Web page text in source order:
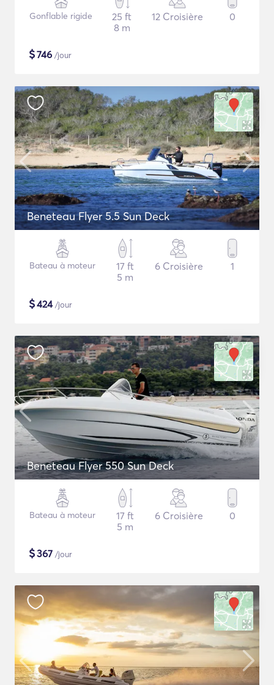
Gonflable rigide
25 ft
8 m
12 Croisière 0
$746 /jour
Beneteau Flyer 5.5 Sun Deck
Bateau à moteur
17 ft
5 m
6 Croisière 1
$424/jour
Beneteau Flyer 550 Sun Deck
Bateau à moteur
17 ft
5 m
6 Croisière 0
$367 /jour